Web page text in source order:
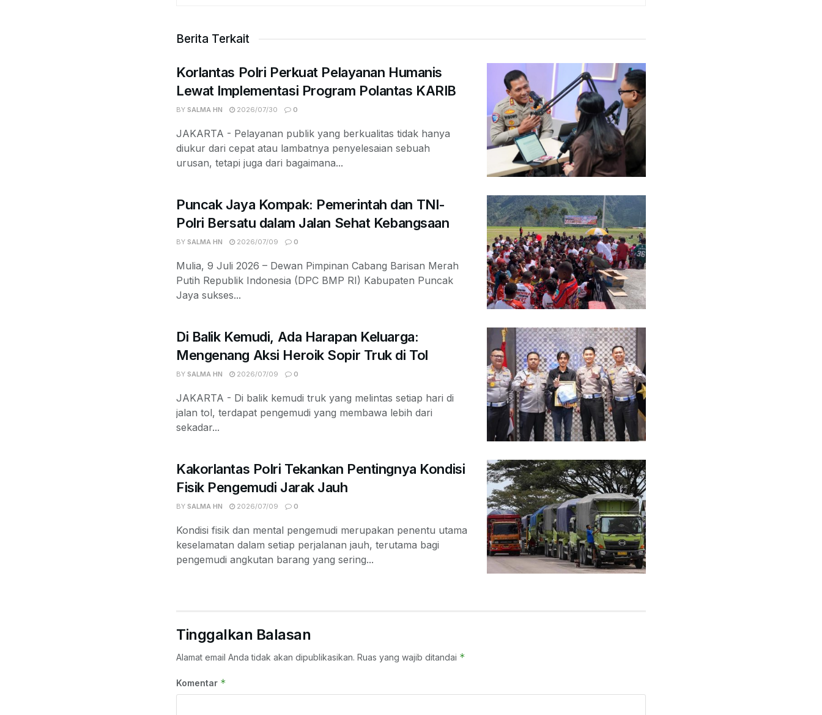
Berita Terkait
Korlantas Polri Perkuat Pelayanan Humanis
Lewat Implementasi Program Polantas KARIB
BY SALMA HN 2026/07/30 0
JAKARTA - Pelayanan publik yang berkualitas tidak hanya
diukur dari cepat atau lambatnya penyelesaian sebuah
urusan, tetapi juga dari bagaimana...
Puncak Jaya Kompak: Pemerintah dan TNI-
Polri Bersatu dalam Jalan Sehat Kebangsaan
BY SALMA HN 2026/07/09 0
Mulia, 9 Juli 2026 – Dewan Pimpinan Cabang Barisan Merah
Putih Republik Indonesia (DPC BMP RI) Kabupaten Puncak
Jaya sukses...
Di Balik Kemudi, Ada Harapan Keluarga:
Mengenang Aksi Heroik Sopir Truk di Tol
BY SALMA HN 2026/07/09 0
JAKARTA - Di balik kemudi truk yang melintas setiap hari di
jalan tol, terdapat pengemudi yang membawa lebih dari
sekadar...
Kakorlantas Polri Tekankan Pentingnya Kondisi
Fisik Pengemudi Jarak Jauh
BY SALMA HN 2026/07/09 0
Kondisi fisik dan mental pengemudi merupakan penentu utama
keselamatan dalam setiap perjalanan jauh, terutama bagi
pengemudi angkutan barang yang sering...
Tinggalkan Balasan
Alamat email Anda tidak akan dipublikasikan. Ruas yang wajib ditandai *
Komentar *